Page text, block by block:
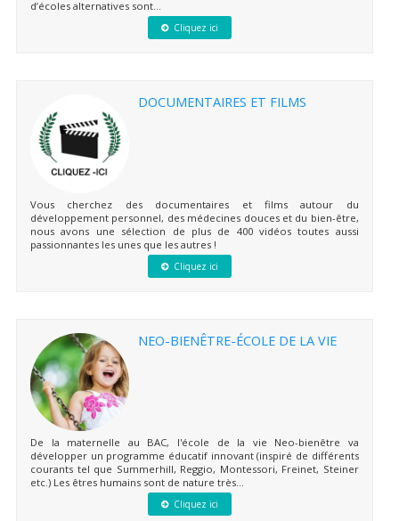
d’écoles alternatives sont...
Cliquez ici
DOCUMENTAIRES ET FILMS
Vous cherchez des documentaires et films autour du
développement personnel, des médecines douces et du bien-être,
nous avons une sélection de plus de 400 vidéos toutes aussi
passionnantes les unes que les autres !
Cliquez ici
NEO-BIENÊTRE-ÉCOLE DE LA VIE
De la maternelle au BAC, l'école de la vie Neo-bienêtre va
développer un programme éducatif innovant (inspiré de différents
courants tel que Summerhill, Reggio, Montessori, Freinet, Steiner
etc.) Les êtres humains sont de nature très...
Cliquez ici